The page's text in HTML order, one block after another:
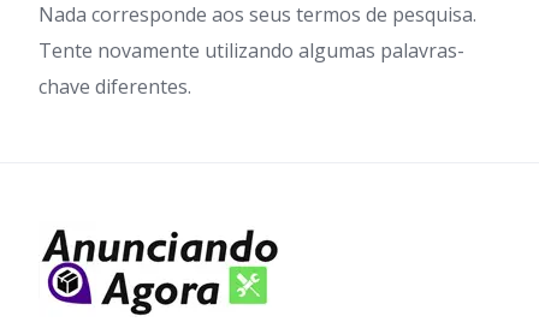
Nada corresponde aos seus termos de pesquisa.
Tente novamente utilizando algumas palavras-
chave diferentes.